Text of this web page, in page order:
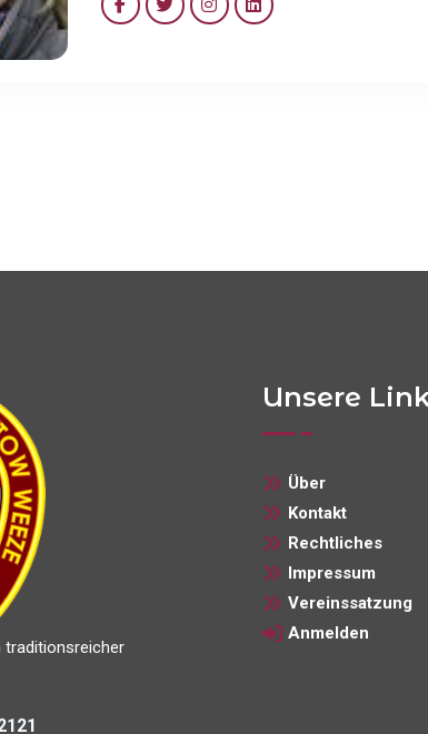
traditionsreicher
Unsere
Über
Kontakt
Rechtliches
Impressum
Vereinssatzung
Anmelden